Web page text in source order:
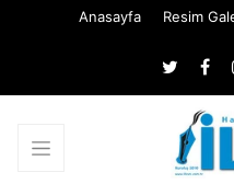
Anasayfa Resim